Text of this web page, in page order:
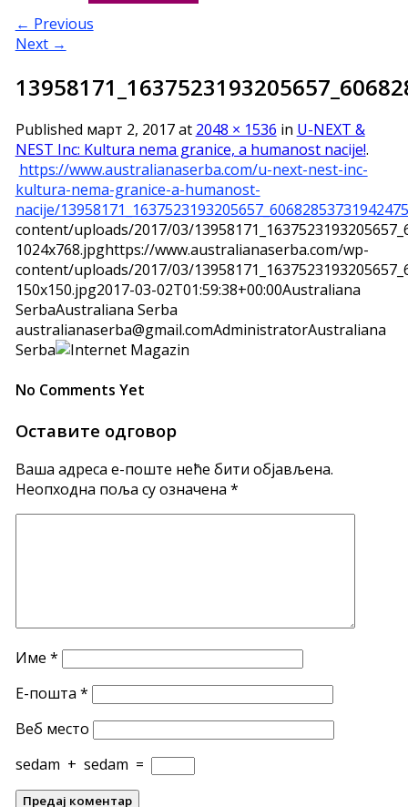
← Previous
Next →
Published март 2, 2017at 2048 × 1536 in U-NEXT &
NEST Inc: Kultura nema granice, a humanost nacije!.
https://www.australianaserba.com/u-next-nest-inc-
kultura-nema-granice-a-humanost-
nacije/
content/uploads/2017/03/
1024x768.jpghttps://www.australianaserba.com/wp-
content/uploads/2017/03/
150x150.jpg2017-03-02T01:59:38+00:00Australiana
SerbaAustraliana Serba
australianaserba@gmail.comAdministratorAustraliana
Serba
No Comments Yet
Оставите одговор
Ваша адреса е-поште неће бити објављена.
Неопходна поља су означена *
Име *
Е-пошта *
Веб место
sedam + sedam =